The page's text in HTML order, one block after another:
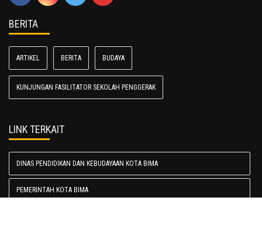
BERITA
ARTIKEL BERITA BUDAYA
KUNJUNGAN FASILITATOR SEKOLAH PENGGERAK
LINK TERKAIT
DINAS PENDIDIKAN DAN KEBUDAYAAN KOTA BIMA
PEMERINTAH KOTA BIMA